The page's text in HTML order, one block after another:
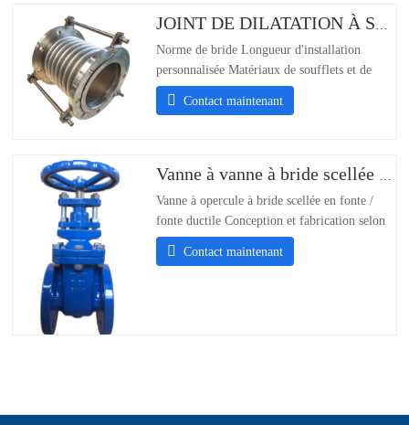
JOINT DE DILATATION À SOUFFLET
Norme de bride Longueur d'installation
personnalisée Matériaux de soufflets et de
boulons personnalisés : 304/316/321/310S ;-
Personnalisation des normes de bride ;-
boulons304/316/321/310S
Contact maintenant
Vanne à vanne à bride scellée en métal en fonte
Vanne à opercule à bride scellée en fonte /
fonte ductile Conception et fabrication selon
DIN3352 Brides PN16 selon EN1092-2/DIN
2501 PN10 & PN16 Face à face selon
Contact maintenant